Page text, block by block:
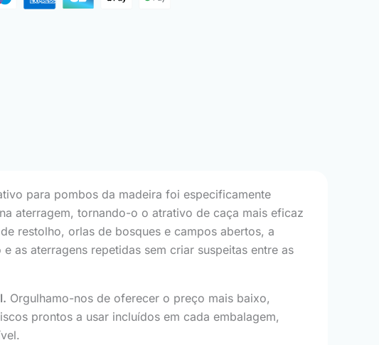
para pombos da madeira foi especificamente
aterragem, tornando-o o atrativo de caça mais eficaz
restolho, orlas de bosques e campos abertos, a
as aterragens repetidas sem criar suspeitas entre as
Orgulhamo-nos de oferecer o preço mais baixo,
prontos a usar incluídos em cada embalagem,